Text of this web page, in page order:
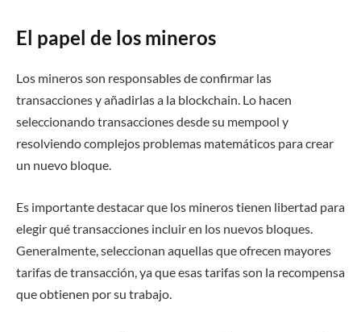
El papel de los mineros
Los mineros son responsables de confirmar las
transacciones y añadirlas a la blockchain. Lo hacen
seleccionando transacciones desde su mempool y
resolviendo complejos problemas matemáticos para crear
un nuevo bloque.
Es importante destacar que los mineros tienen libertad para
elegir qué transacciones incluir en los nuevos bloques.
Generalmente, seleccionan aquellas que ofrecen mayores
tarifas de transacción, ya que esas tarifas son la recompensa
que obtienen por su trabajo.